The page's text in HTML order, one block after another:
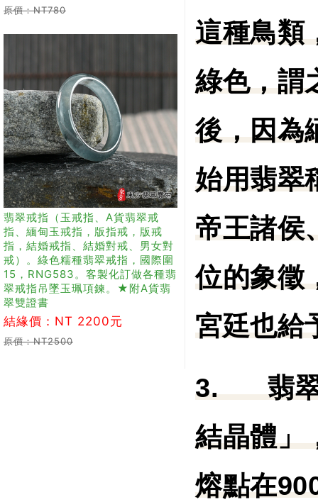
原價：NT780
翡翠戒指（玉戒指、A貨翡翠戒
指、緬甸玉戒指，版指戒，版戒
指，結婚戒指、結婚對戒、男女對
戒）。綠色糯種翡翠戒指，國際圍
15，RNG583。客製化訂做各種翡
翠戒指吊墜玉珮項鍊。★附A貨翡
翠雙證書
結緣價：NT 2200元
原價：NT2500
這種鳥類
綠色，謂
後，因為
始用翡翠
帝王諸侯
位的象徵
宮廷也給
3. 翡
結晶體」
熔點在